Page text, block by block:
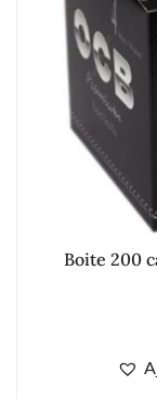
Boite 200